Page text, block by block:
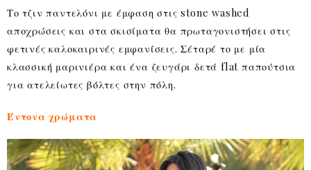
Το τζιν παντελόνι με έμφαση στις stone washed
αποχρώσεις και στα σκισίματα θα πρωταγονιστήσει στις
φετινές καλοκαιρινές εμφανίσεις. Σέταρέ το με μία
κλασσική μαρινιέρα και ένα ζευγάρι δετά flat παπούτσια
για ατελείωτες βόλτες στην πόλη.
Έντονα χρώματα